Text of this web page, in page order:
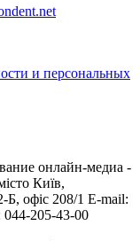
и персональных
онлайн-медиа -
Київ,
офіс 208/1 E-mail:
044-205-43-00